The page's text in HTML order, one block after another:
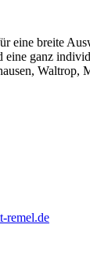
eine breite
eine ganz
Waltrop,
remel.de